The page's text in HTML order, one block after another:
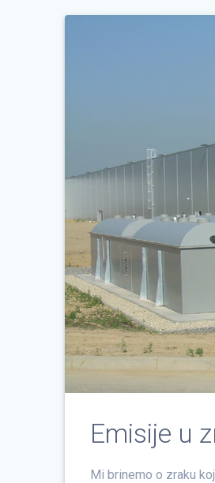
Emisije u
Mi brinemo o zraku